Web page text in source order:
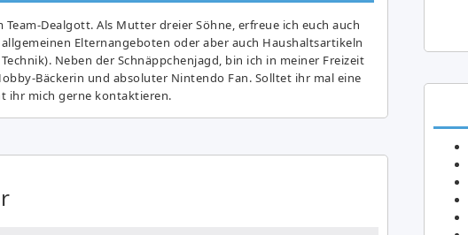
Team-Dealgott. Als Mutter dreier Söhne, erfreue ich euch auch
Elternangeboten oder aber auch Haushaltsartikeln
Neben der Schnäppchenjagd, bin ich in meiner Freizeit
Bäckerin und absoluter Nintendo Fan. Solltet ihr mal eine
ihr mich gerne kontaktieren.